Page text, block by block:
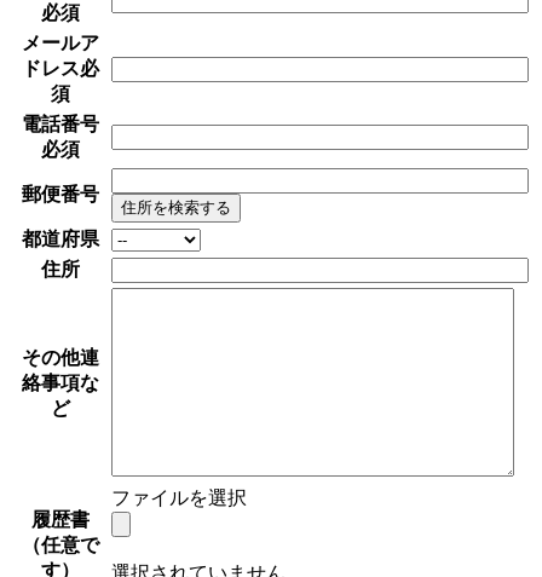
必須
メールア
ドレス必
須
電話番号
必須
郵便番号
住所を検索する
都道府県
住所
その他連
絡事項な
ど
履歴書
（任意で
す）
ファイルを選択
選択されていません